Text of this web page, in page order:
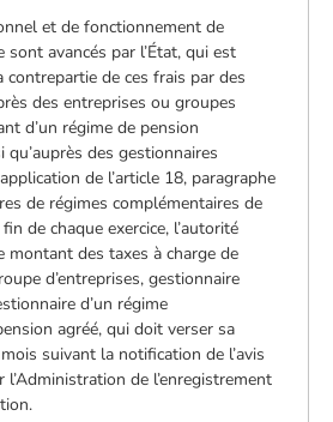
et de fonctionnement de
sont avancés par l’État, qui est
contrepartie de ces frais par des
des entreprises ou groupes
d’un régime de pension
des gestionnaires
de l’article 18, paragraphe
de régimes complémentaires de
de chaque exercice, l’autorité
montant des taxes à charge de
d’entreprises, gestionnaire
d’un régime
agréé, qui doit verser sa
suivant la notification de l’avis
de l’enregistrement